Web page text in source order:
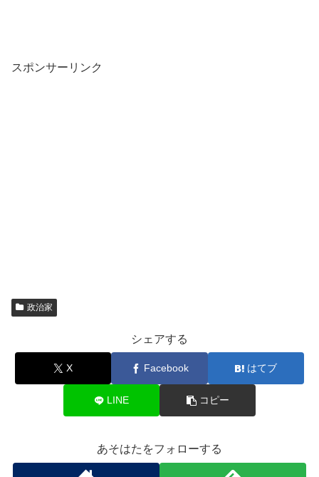
スポンサーリンク
政治家
シェアする
X Facebook はてブ
LINE コピー
あそはたをフォローする